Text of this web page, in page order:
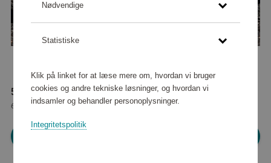
55 440 point
eller
504 kr
Nødvendige
Statistiske
Klik på linket for at læse mere om, hvordan vi bruger
cookies og andre tekniske løsninger, og hvordan vi
indsamler og behandler personoplysninger.
Integritetspolitik